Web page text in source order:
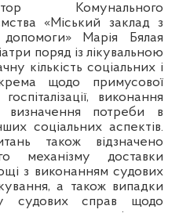
Комунального
«Міський заклад з
допомоги» Марія Бялая
поряд із лікувальною
кількість соціальних і
щодо примусової
виконання
визначення потреби в
соціальних аспектів.
також відзначено
механізму доставки
з виконанням судових
а також випадки
судових справ щодо